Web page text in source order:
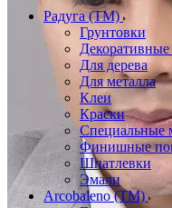
Радуга (ТМ)
Грунтовки
Для дерева
Для металла
Клеи
Краски
Специальные
Финишные
Шпатлевки
Эмали
Arcobaleno (ТМ)